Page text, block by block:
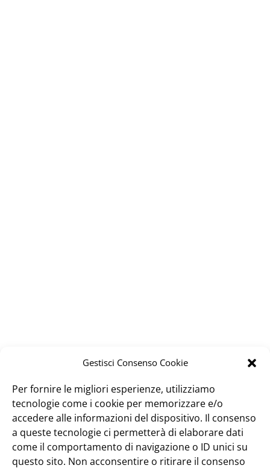
Gestisci Consenso Cookie
Per fornire le migliori esperienze, utilizziamo
tecnologie come i cookie per memorizzare e/o
accedere alle informazioni del dispositivo. Il consenso
a queste tecnologie ci permetterà di elaborare dati
come il comportamento di navigazione o ID unici su
questo sito. Non acconsentire o ritirare il consenso